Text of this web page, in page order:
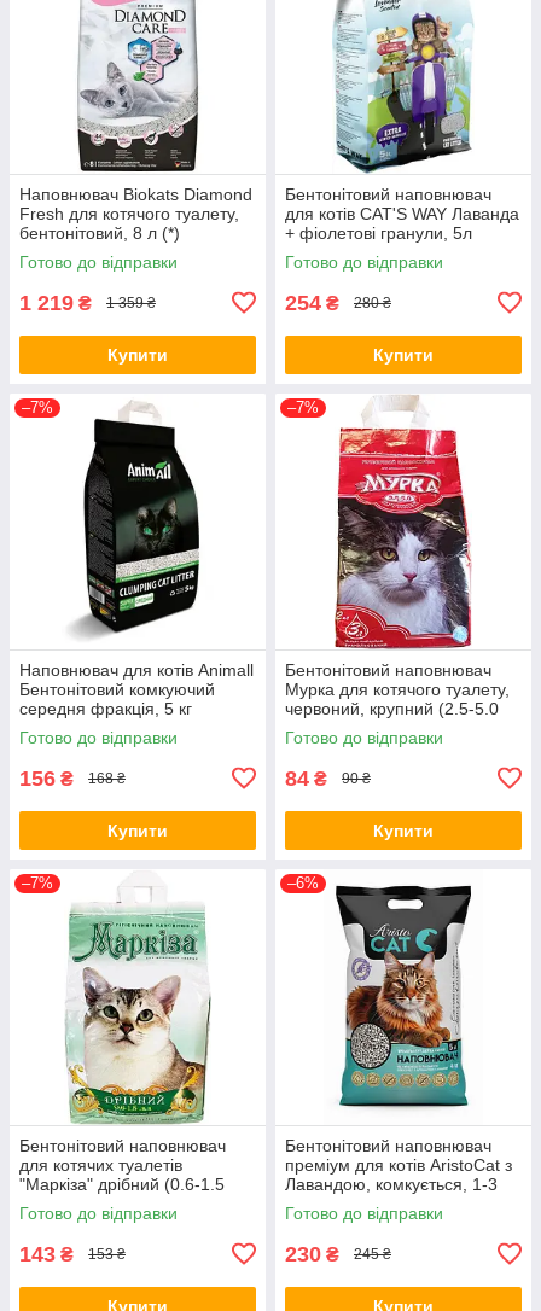
Наповнювач Biokats Diamond
Fresh для котячого туалету,
бентонітовий, 8 л (*)
Готово до відправки
1 219 ₴ 1 359 ₴
Купити
Бентонітовий наповнювач
для котів CAT'S WAY Лаванда
+ фіолетові гранули, 5л
Готово до відправки
254 ₴ 280 ₴
Купити
–7%
Наповнювач для котів Animall
Бентонітовий комкуючий
середня фракція, 5 кг
Готово до відправки
156 ₴ 168 ₴
Купити
–7%
Бентонітовий наповнювач
Мурка для котячого туалету,
червоний, крупний (2.5-5.0
мм), 2 кг/3 л
Готово до відправки
84 ₴ 90 ₴
Купити
–7%
Бентонітовий наповнювач
для котячих туалетів
"Маркіза" дрібний (0.6-1.5
мм) 5 кг
Готово до відправки
143 ₴ 153 ₴
Купити
–6%
Бентонітовий наповнювач
преміум для котів AristoCat з
Лавандою, комкується, 1-3
мм, 5 л/4 кг
Готово до відправки
230 ₴ 245 ₴
Купити